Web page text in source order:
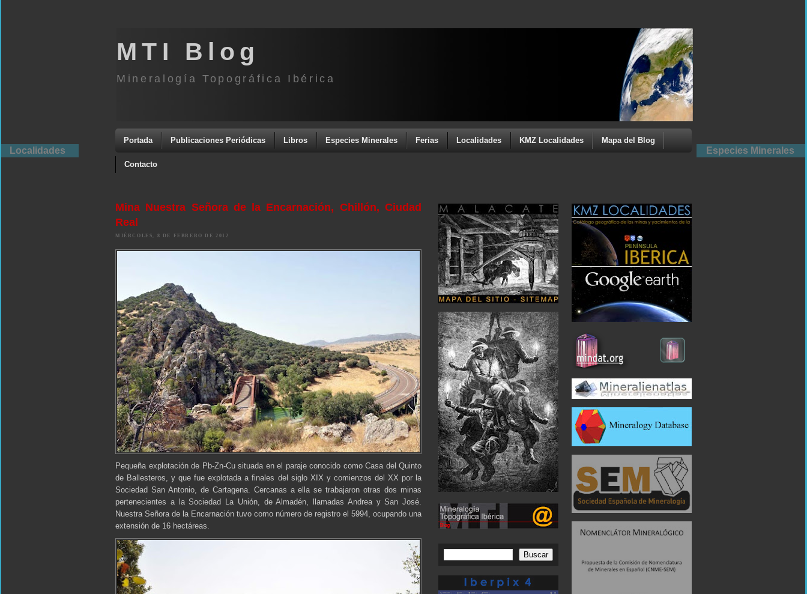
MTI Blog
Mineralogía Topográfica Ibérica
Portada Publicaciones Periódicas Libros Especies Minerales Ferias Localidades KMZ Localidades Mapa del Blog
Contacto
Mina Nuestra Señora de la Encarnación, Chillón, Ciudad
Real
MIÉRCOLES, 8 DE FEBRERO DE 2012
Pequeña explotación de Pb-Zn-Cu situada en el paraje conocido como Casa del Quinto
de Ballesteros, y que fue explotada a finales del siglo XIX y comienzos del XX por la
Sociedad San Antonio, de Cartagena. Cercanas a ella se trabajaron otras dos minas
pertenecientes a la Sociedad La Unión, de Almadén, llamadas Andrea y San José.
Nuestra Señora de la Encarnación tuvo como número de registro el 5994, ocupando una
extensión de 16 hectáreas.
Localidades Especies Minerales